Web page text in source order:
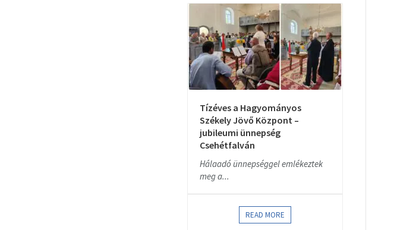
Tízéves a Hagyományos
Székely Jövő Központ –
jubileumi ünnepség
Csehétfalván
Hálaadó ünnepséggel emlékeztek
meg a...
READ MORE